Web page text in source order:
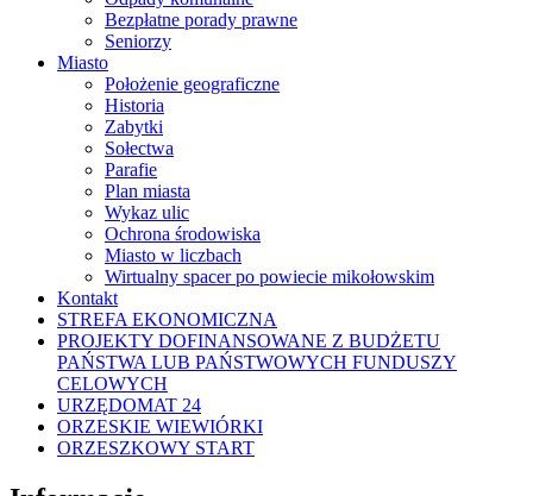
Bezpłatne porady prawne
Seniorzy
Miasto
Położenie geograficzne
Historia
Zabytki
Sołectwa
Parafie
Plan miasta
Wykaz ulic
Ochrona środowiska
Miasto w liczbach
Wirtualny spacer po powiecie mikołowskim
Kontakt
STREFA EKONOMICZNA
PROJEKTY DOFINANSOWANE Z BUDŻETU
PAŃSTWA LUB PAŃSTWOWYCH FUNDUSZY
CELOWYCH
URZĘDOMAT 24
ORZESKIE WIEWIÓRKI
ORZESZKOWY START